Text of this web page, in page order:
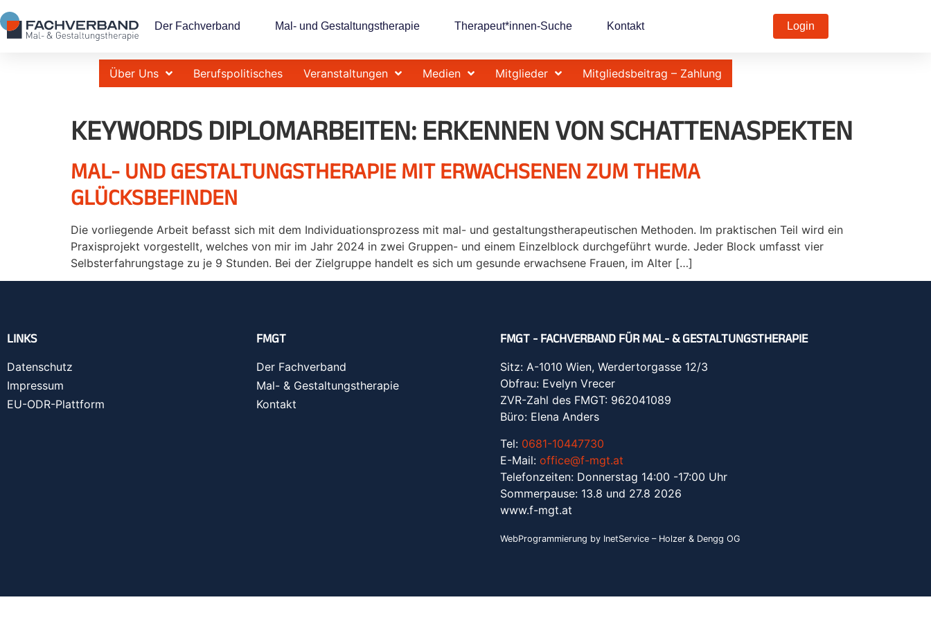
Der Fachverband Mal- und Gestaltungstherapie Therapeut*innen-Suche Kontakt Login
Über Uns Berufspolitisches Veranstaltungen Medien Mitglieder Mitgliedsbeitrag – Zahlung
KEYWORDS DIPLOMARBEITEN: ERKENNEN VON SCHATTENASPEKTEN
MAL- UND GESTALTUNGSTHERAPIE MIT ERWACHSENEN ZUM THEMA
GLÜCKSBEFINDEN
Die vorliegende Arbeit befasst sich mit dem Individuationsprozess mit mal- und gestaltungstherapeutischen Methoden. Im praktischen Teil wird ein
Praxisprojekt vorgestellt, welches von mir im Jahr 2024 in zwei Gruppen- und einem Einzelblock durchgeführt wurde. Jeder Block umfasst vier
Selbsterfahrungstage zu je 9 Stunden. Bei der Zielgruppe handelt es sich um gesunde erwachsene Frauen, im Alter […]
LINKS
Datenschutz
Impressum
EU-ODR-Plattform
FMGT
Der Fachverband
Mal- & Gestaltungstherapie
Kontakt
FMGT - FACHVERBAND FÜR MAL- & GESTALTUNGSTHERAPIE
Sitz: A-1010 Wien, Werdertorgasse 12/3
Obfrau: Evelyn Vrecer
ZVR-Zahl des FMGT: 962041089
Büro: Elena Anders
Tel: 0681-10447730
E-Mail: office@f-mgt.at
Telefonzeiten: Donnerstag 14:00 -17:00 Uhr
Sommerpause: 13.8 und 27.8 2026
www.f-mgt.at
WebProgrammierung by InetService – Holzer & Dengg OG